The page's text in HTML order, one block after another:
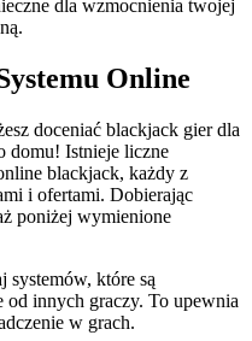
dla wzmocnienia twojej
Online
doceniać blackjack gier dla
domu! Istnieje liczne
blackjack, każdy z
i ofertami. Dobierając
poniżej wymienione
systemów, które są
innych graczy. To upewnia
w grach.